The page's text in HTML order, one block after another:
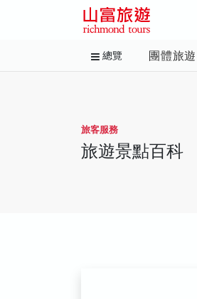
總覽 團體旅遊
旅客服務
旅遊景點百科